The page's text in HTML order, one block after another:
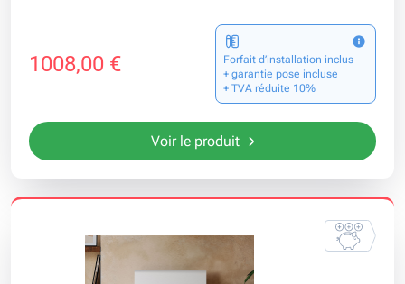
1008,00 €
Forfait d’installation inclus
+ garantie pose incluse
+ TVA réduite 10%
Voir le produit